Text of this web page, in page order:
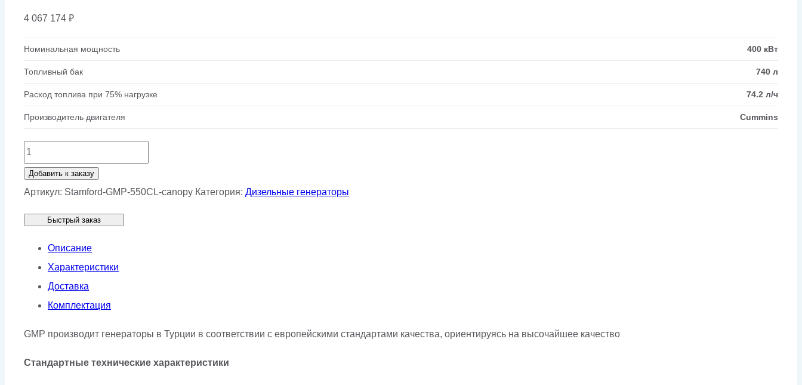
4 067 174 ₽
Номинальная мощность 400 кВт
Топливный бак 740 л
Расход топлива при 75% нагрузке 74.2 л/ч
Производитель двигателя Cummins
Количество
товара
Генератор
GMP
550CL
кожухе
Добавить к заказу
Артикул: Stamford-GMP-550CL-canopy Категория: Дизельные генераторы
Быстрый заказ
Описание
Характеристики
Доставка
Комплектация
GMP производит генераторы в Турции в соответствии с европейскими стандартами качества, ориентируясь на высочайшее качество
Стандартные технические характеристики